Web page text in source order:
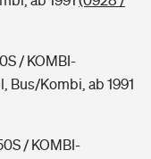
/ KOMBI-
Bus/Kombi, ab 1991
/ KOMBI-